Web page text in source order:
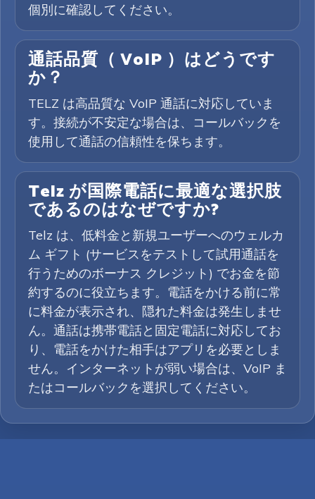
個別に確認してください。
通話品質（ VoIP ）はどうです
か？
TELZ は高品質な VoIP 通話に対応していま
す。接続が不安定な場合は、コールバックを
使用して通話の信頼性を保ちます。
Telz が国際電話に最適な選択肢
であるのはなぜですか?
Telz は、低料金と新規ユーザーへのウェルカ
ム ギフト (サービスをテストして試用通話を
行うためのボーナス クレジット) でお金を節
約するのに役立ちます。電話をかける前に常
に料金が表示され、隠れた料金は発生しませ
ん。通話は携帯電話と固定電話に対応してお
り、電話をかけた相手はアプリを必要としま
せん。インターネットが弱い場合は、VoIP ま
たはコールバックを選択してください。